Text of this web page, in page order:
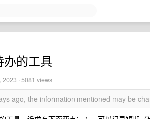
办的工具
2023 · 5081 views
ago, the information mentioned may be